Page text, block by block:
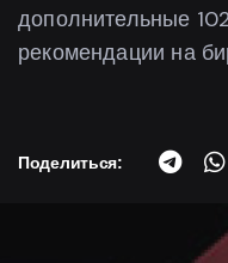
дополнительные
рекомендации на
Поделиться: